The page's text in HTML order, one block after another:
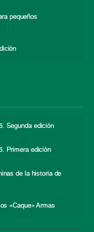
pequeños
Segunda edición
Primera edición
de la historia de
«Caque» Armas